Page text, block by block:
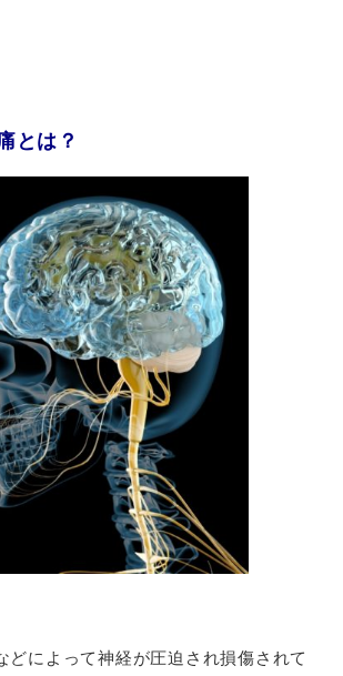
とは？
どによって神経が圧迫され損傷されて